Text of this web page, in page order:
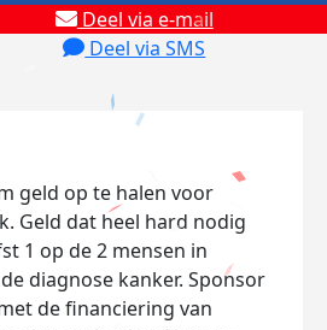
Deel via e-mail
Deel via SMS
geld op te halen voor
Geld dat heel hard nodig
1 op de 2 mensen in
diagnose kanker. Sponsor
de financiering van